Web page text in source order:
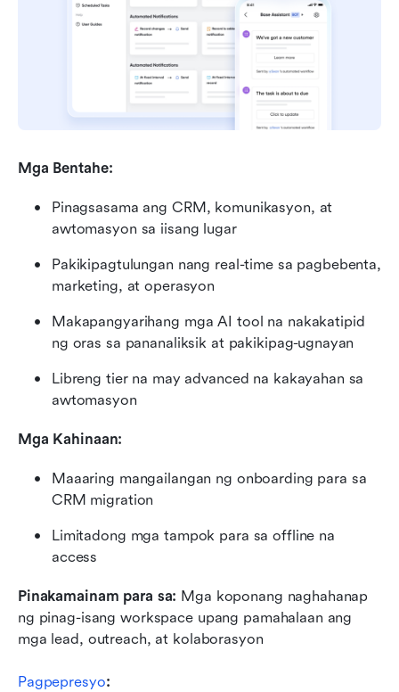
Mga Bentahe:
Pinagsasama ang CRM, komunikasyon, at
awtomasyon sa iisang lugar
Pakikipagtulungan nang real-time sa pagbebenta,
marketing, at operasyon
Makapangyarihang mga AI tool na nakakatipid
ng oras sa pananaliksik at pakikipag-ugnayan
Libreng tier na may advanced na kakayahan sa
awtomasyon
Mga Kahinaan:
Maaaring mangailangan ng onboarding para sa
CRM migration
Limitadong mga tampok para sa offline na
access
Pinakamainam para sa: Mga koponang naghahanap
ng pinag-isang workspace upang pamahalaan ang
mga lead, outreach, at kolaborasyon
Pagpepresyo: